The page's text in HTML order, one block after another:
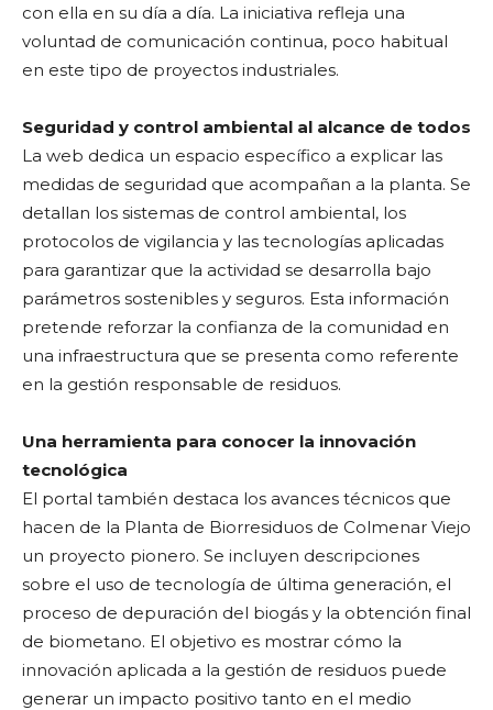
con ella en su día a día. La iniciativa refleja una
voluntad de comunicación continua, poco habitual
en este tipo de proyectos industriales.
Seguridad y control ambiental al alcance de todos
La web dedica un espacio específico a explicar las
medidas de seguridad que acompañan a la planta. Se
detallan los sistemas de control ambiental, los
protocolos de vigilancia y las tecnologías aplicadas
para garantizar que la actividad se desarrolla bajo
parámetros sostenibles y seguros. Esta información
pretende reforzar la confianza de la comunidad en
una infraestructura que se presenta como referente
en la gestión responsable de residuos.
Una herramienta para conocer la innovación
tecnológica
El portal también destaca los avances técnicos que
hacen de la Planta de Biorresiduos de Colmenar Viejo
un proyecto pionero. Se incluyen descripciones
sobre el uso de tecnología de última generación, el
proceso de depuración del biogás y la obtención final
de biometano. El objetivo es mostrar cómo la
innovación aplicada a la gestión de residuos puede
generar un impacto positivo tanto en el medio